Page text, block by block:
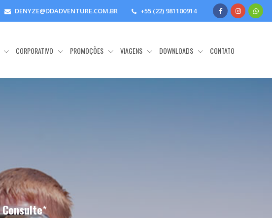
DENYZE@DDADVENTURE.COM.BR +55 (22) 981100914
CORPORATIVO PROMOÇÕES VIAGENS DOWNLOADS CONTATO
Consulte*